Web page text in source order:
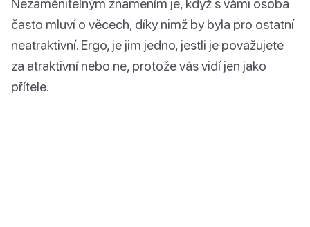
Nezaměnitelným znamením je, když s vámi osoba
často mluví o věcech, díky nimž by byla pro ostatní
neatraktivní. Ergo, je jim jedno, jestli je považujete
za atraktivní nebo ne, protože vás vidí jen jako
přítele.